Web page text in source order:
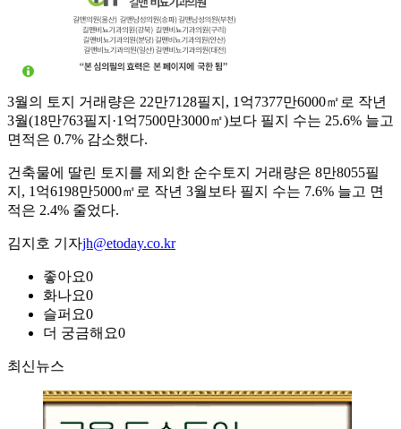
3월의 토지 거래량은 22만7128필지, 1억7377만6000㎡로 작년
3월(18만763필지·1억7500만3000㎡)보다 필지 수는 25.6% 늘고
면적은 0.7% 감소했다.
건축물에 딸린 토지를 제외한 순수토지 거래량은 8만8055필
지, 1억6198만5000㎡로 작년 3월보타 필지 수는 7.6% 늘고 면
적은 2.4% 줄었다.
김지호 기자jh@etoday.co.kr
좋아요0
화나요0
슬퍼요0
더 궁금해요0
최신뉴스